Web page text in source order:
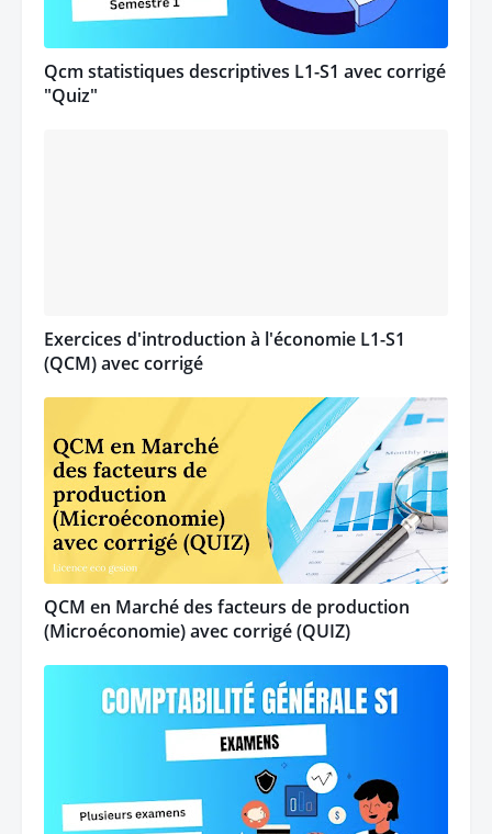
Qcm statistiques descriptives L1-S1 avec corrigé
"Quiz"
Exercices d'introduction à l'économie L1-S1
(QCM) avec corrigé
QCM en Marché des facteurs de production
(Microéconomie) avec corrigé (QUIZ)